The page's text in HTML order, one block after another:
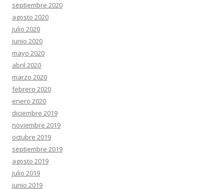
septiembre 2020
agosto 2020
julio 2020
junio 2020
mayo 2020
abril 2020
marzo 2020
febrero 2020
enero 2020
diciembre 2019
noviembre 2019
octubre 2019
septiembre 2019
agosto 2019
julio 2019
junio 2019